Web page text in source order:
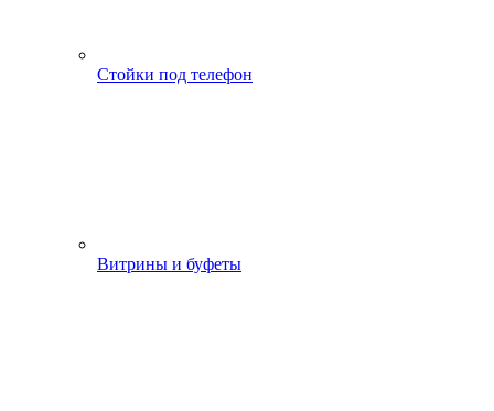
Стойки под телефон
Витрины и буфеты